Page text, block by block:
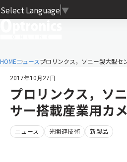
Select Language ▼
HOMEニュースプロリンクス，ソニー製大型セ
2017年10月27日
プロリンクス，ソ
サー搭載産業用カ
ニュース 光関連技術 新製品